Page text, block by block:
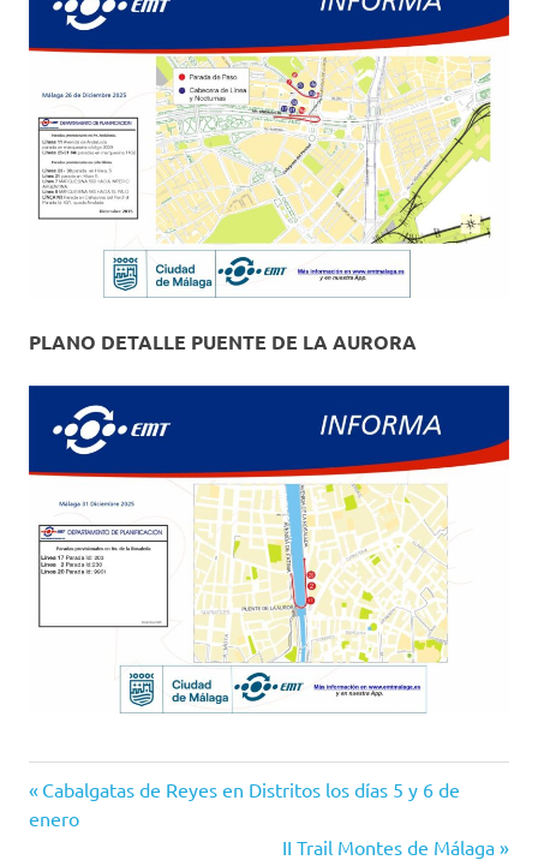
PLANO DETALLE PUENTE DE LA AURORA
EMT
Navegación
Entrada
anterior:
Cabalgatas de Reyes en Distritos los días 5 y 6 de
enero
Siguiente
II Trail Montes de Málaga